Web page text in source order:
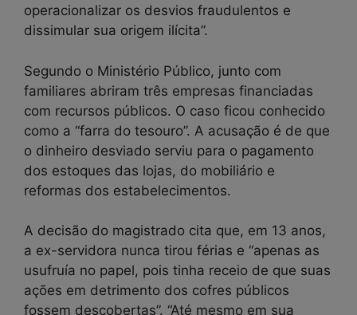
operacionalizar os desvios fraudulentos e
dissimular sua origem ilícita”.
Segundo o Ministério Público, junto com
familiares abriram três empresas financiadas
com recursos públicos. O caso ficou conhecido
como a “farra do tesouro”. A acusação é de que
o dinheiro desviado serviu para o pagamento
dos estoques das lojas, do mobiliário e
reformas dos estabelecimentos.
A decisão do magistrado cita que, em 13 anos,
a ex-servidora nunca tirou férias e “apenas as
usufruía no papel, pois tinha receio de que suas
ações em detrimento dos cofres públicos
fossem descobertas”. “Até mesmo em sua